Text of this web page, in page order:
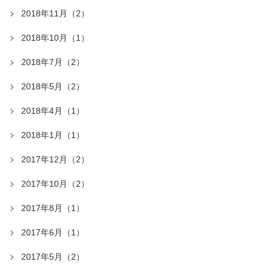
2018年11月（2）
2018年10月（1）
2018年7月（2）
2018年5月（2）
2018年4月（1）
2018年1月（1）
2017年12月（2）
2017年10月（2）
2017年8月（1）
2017年6月（1）
2017年5月（2）